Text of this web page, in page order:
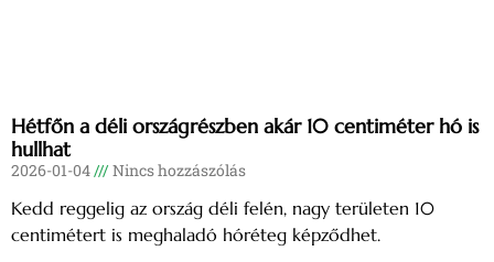
Hétfőn a déli országrészben akár 10 centiméter hó is
hullhat
2026-01-04 Nincs hozzászólás
Kedd reggelig az ország déli felén, nagy területen 10
centimétert is meghaladó hóréteg képződhet.